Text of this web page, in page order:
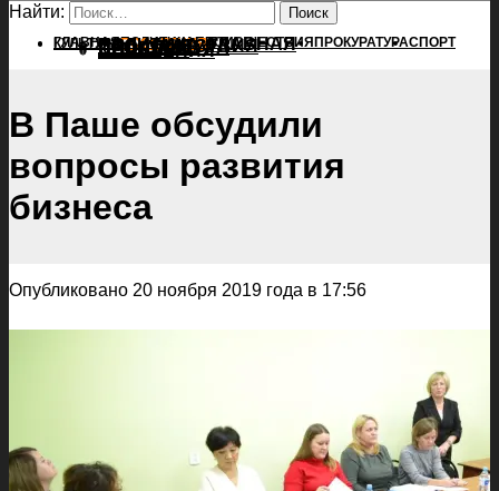
Найти:
ГЛАВНАЯПОЛИТИКАПРОИСШЕСТВИЯ ПРОКУРАТУРАСПОРТ
КУЛЬТУРАПОСЕЛЕНИЯГЛАВНАЯ
ПОЛИТИКА
ПРОИСШЕСТВИЯ
ПРОКУРАТУРА
СПОРТ
КУЛЬТУРА
ПОСЕЛЕНИЯ
В Паше обсудили
вопросы развития
бизнеса
Опубликовано 20 ноября 2019 года в 17:56